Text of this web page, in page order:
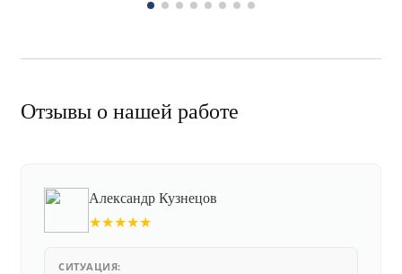
Отзывы о нашей работе
Александр Кузнецов
★★★★★
СИТУАЦИЯ: